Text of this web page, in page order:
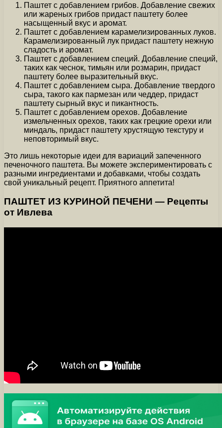
Паштет с добавлением грибов. Добавление свежих
или жареных грибов придаст паштету более
насыщенный вкус и аромат.
Паштет с добавлением карамелизированных луков.
Карамелизированный лук придаст паштету нежную
сладость и аромат.
Паштет с добавлением специй. Добавление специй,
таких как чеснок, тимьян или розмарин, придаст
паштету более выразительный вкус.
Паштет с добавлением сыра. Добавление твердого
сыра, такого как пармезан или чеддер, придаст
паштету сырный вкус и пикантность.
Паштет с добавлением орехов. Добавление
измельченных орехов, таких как грецкие орехи или
миндаль, придаст паштету хрустящую текстуру и
неповторимый вкус.
Это лишь некоторые идеи для вариаций запеченного
печеночного паштета. Вы можете экспериментировать с
разными ингредиентами и добавками, чтобы создать
свой уникальный рецепт. Приятного аппетита!
ПАШТЕТ ИЗ КУРИНОЙ ПЕЧЕНИ — Рецепты
от Ивлева